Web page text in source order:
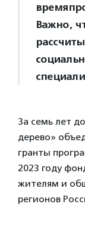
Важно,
За семь лет
дерево»
гранты
2023 году
жителям и
регионов